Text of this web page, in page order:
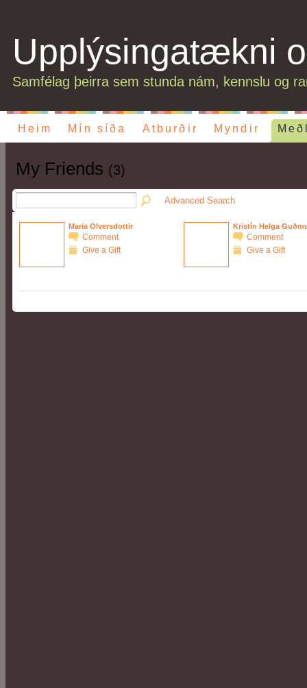
Upplýsingatækni
Samfélag þeirra sem stunda nám, kennslu og
Heim Mín síða Atburðir Myndir
My Friends (3)
Advanced Search
Maria Olversdottir
Comment
Give a Gift
Kristín Helga
Comment
Give a Gift